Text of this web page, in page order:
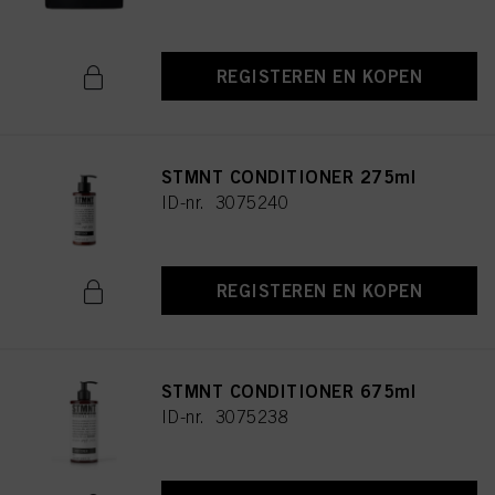
REGISTEREN EN KOPEN
STMNT CONDITIONER 275ml
ID-nr. 3075240
REGISTEREN EN KOPEN
STMNT CONDITIONER 675ml
ID-nr. 3075238